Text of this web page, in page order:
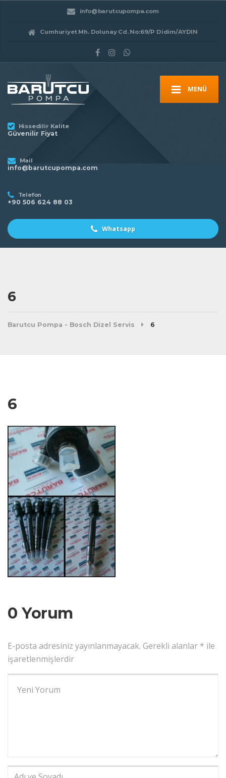
info@barutcupompa.com
Cumhuriyet Mh. Dolunay Cd. No:69/P Didim/AYDIN
MENÜ
Hissedilir Kalite
Güvenilir Fiyat
Mail
info@barutcupompa.com
Telefon
+90 506 624 88 03
Whatsapp
6
Barutcu Pompa - Bosch Dizel Servis 6
6
0 Yorum
E-posta adresiniz yayınlanmayacak. Gerekli alanlar * ile
işaretlenmişlerdir
Adı